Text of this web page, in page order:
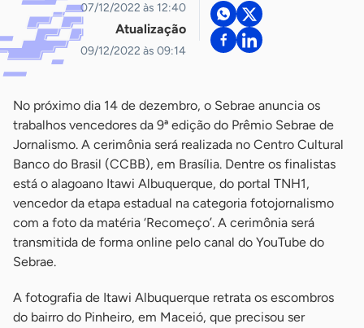
07/12/2022 às 12:40
Atualização
09/12/2022 às 09:14
No próximo dia 14 de dezembro, o Sebrae anuncia os
trabalhos vencedores da 9ª edição do Prêmio Sebrae de
Jornalismo. A cerimônia será realizada no Centro Cultural
Banco do Brasil (CCBB), em Brasília. Dentre os finalistas
está o alagoano Itawi Albuquerque, do portal TNH1,
vencedor da etapa estadual na categoria fotojornalismo
com a foto da matéria ‘Recomeço’. A cerimônia será
transmitida de forma online pelo canal do YouTube do
Sebrae.
A fotografia de Itawi Albuquerque retrata os escombros
do bairro do Pinheiro, em Maceió, que precisou ser